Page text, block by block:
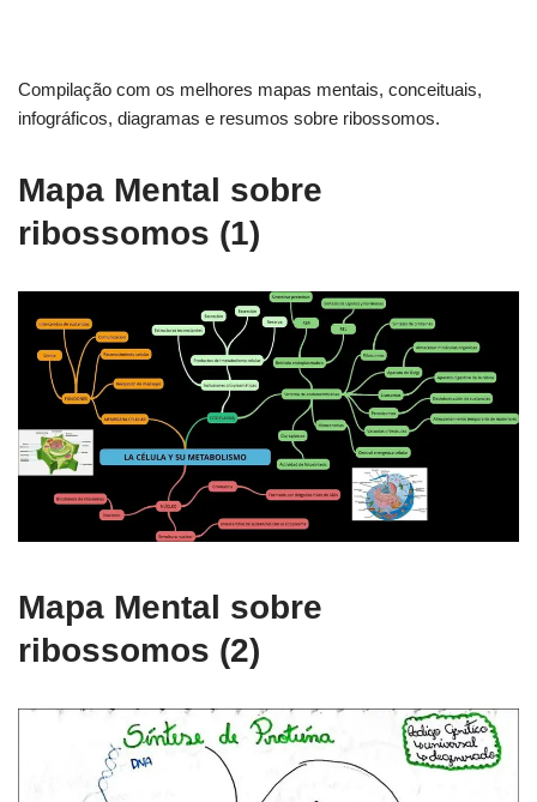
Compilação com os melhores mapas mentais, conceituais,
infográficos, diagramas e resumos sobre ribossomos.
Mapa Mental sobre
ribossomos (1)
Mapa Mental sobre
ribossomos (2)